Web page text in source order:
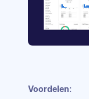
Voordelen: